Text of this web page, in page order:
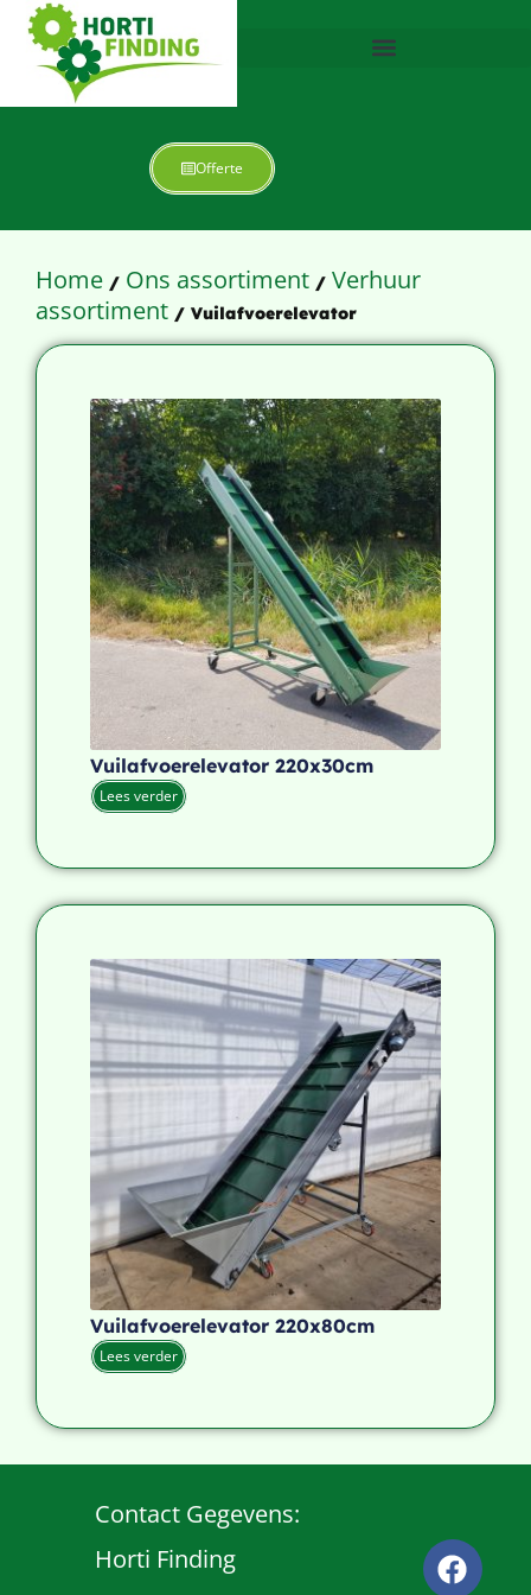
Offerte
Home / Ons assortiment / Verhuur
assortiment / Vuilafvoerelevator
Vuilafvoerelevator 220x30cm
Lees verder
Vuilafvoerelevator 220x80cm
Lees verder
Contact Gegevens:
Horti Finding